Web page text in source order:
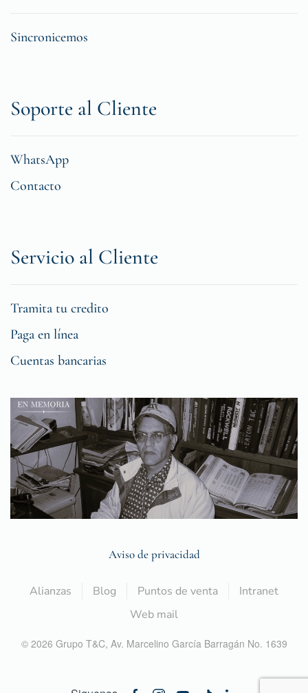
Sincronicemos
Soporte al Cliente
WhatsApp
Contacto
Servicio al Cliente
Tramita tu credito
Paga en línea
Cuentas bancarias
Aviso de privacidad
Alianzas Blog Puntos de venta
Intranet
Web mail
© 2026 Grupo T&C, Av. Marcelino García Barragán No. 1639